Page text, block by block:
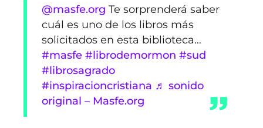
@masfe.org Te sorprenderá saber
cuál es uno de los libros más
solicitados en esta biblioteca…
#masfe #librodemormon #sud
#librosagrado
#inspiracioncristiana ♬ sonido
original – Masfe.org